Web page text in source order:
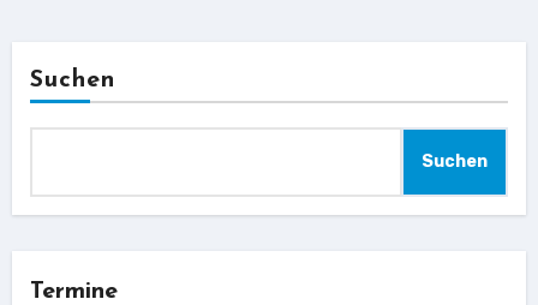
Suchen
Suchen
Termine